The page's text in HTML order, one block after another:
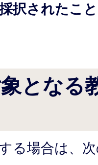
択されたこ
となる
る場合は、